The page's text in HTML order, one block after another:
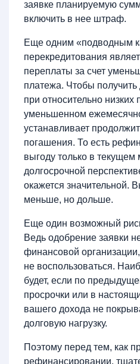
заявке планируемую
включить в нее штраф.
Еще одним «подводным
перекредитования
переплаты за счет
платежа. Чтобы
при относительно низких
уменьшенном
устанавливает
погашения. То есть
выгоду только в текущем
долгосрочной
окажется значительной.
меньше, но дольше.
Еще один возможный
Ведь одобрение заявки
финансовой
не воспользоваться.
будет, если по
просрочки или в
вашего дохода не
долговую нагрузку.
Поэтому перед тем, как
рефинансировании,